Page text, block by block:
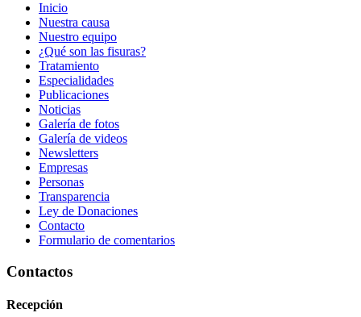
Inicio
Nuestra causa
Nuestro equipo
¿Qué son las fisuras?
Tratamiento
Especialidades
Publicaciones
Noticias
Galería de fotos
Galería de videos
Newsletters
Empresas
Personas
Transparencia
Ley de Donaciones
Contacto
Formulario de comentarios
Contactos
Recepción